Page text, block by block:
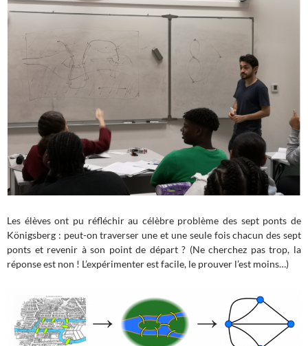
Les élèves ont pu réfléchir au célèbre problème des sept ponts de
Königsberg : peut-on traverser une et une seule fois chacun des sept
ponts et revenir à son point de départ ? (Ne cherchez pas trop, la
réponse est non ! L’expérimenter est facile, le prouver l’est moins…)